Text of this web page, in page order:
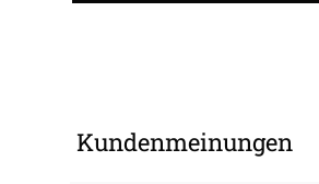
Kundenmeinungen